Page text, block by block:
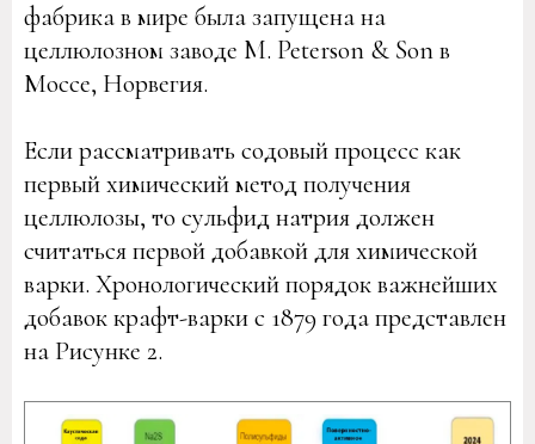
фабрика в мире была запущена на
целлюлозном заводе M. Peterson & Son в
Моссе, Норвегия.
Если рассматривать содовый процесс как
первый химический метод получения
целлюлозы, то сульфид натрия должен
считаться первой добавкой для химической
варки. Хронологический порядок важнейших
добавок крафт-варки с 1879 года представлен
на Рисунке 2.